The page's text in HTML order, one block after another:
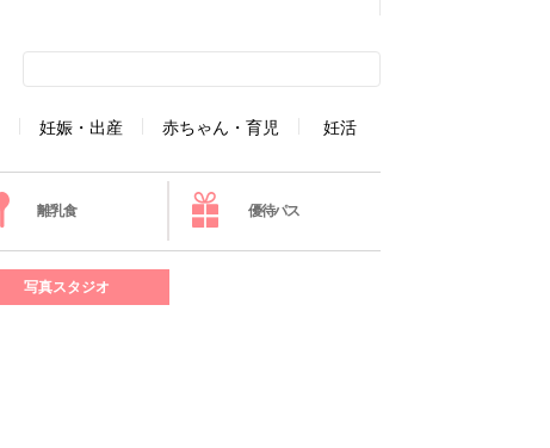
妊娠・出産 赤ちゃん・育児 妊活
離乳食 優待パス
写真スタジオ